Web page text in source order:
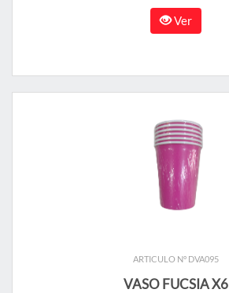
Ver
ARTICULO N° DVA095
VASO FUCSIA X6